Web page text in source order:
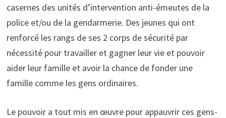
casernes des unités d’intervention anti-émeutes de la
police et/ou de la gendarmerie. Des jeunes qui ont
renforcé les rangs de ses 2 corps de sécurité par
nécessité pour travailler et gagner leur vie et pouvoir
aider leur famille et avoir la chance de fonder une
famille comme les gens ordinaires.
Le pouvoir a tout mis en œuvre pour appauvrir ces gens-